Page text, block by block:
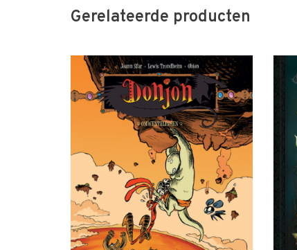
Gerelateerde producten